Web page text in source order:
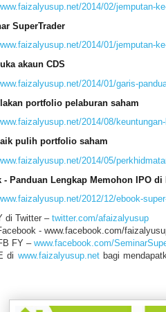
2014/02/jemputan-
SuperTrader
2014/01/jemputan-
akaun CDS
2014/01/garis-
portfolio pelaburan saham
2014/08/
pulih portfolio saham
2014/05/
- Panduan Lengkap Memohon IPO di
2012/12/ebook-
di Twitter – twitter.com/afaizalyusup
- www.facebook.com/
FY – www.facebook.com/
di www.faizalyusup.net bagi